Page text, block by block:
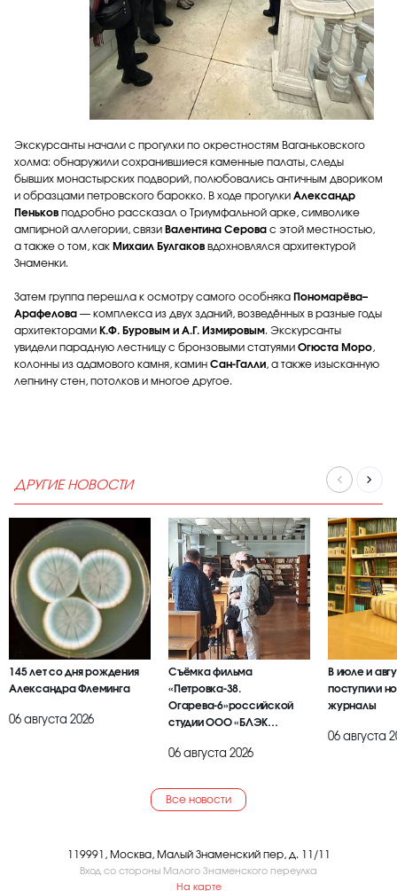
Экскурсанты начали с прогулки по окрестностям Ваганьковского
холма: обнаружили сохранившиеся каменные палаты, следы
бывших монастырских подворий, полюбовались античным двориком
и образцами петровского барокко. В ходе прогулки Александр
Пеньков подробно рассказал о Триумфальной арке, символике
ампирной аллегории, связи Валентина Серова с этой местностью,
а также о том, как Михаил Булгаков вдохновлялся архитектурой
Знаменки.
Затем группа перешла к осмотру самого особняка Пономарёва–
Арафелова — комплекса из двух зданий, возведённых в разные годы
архитекторами К.Ф. Буровым и А.Г. Измировым. Экскурсанты
увидели парадную лестницу с бронзовыми статуями Огюста Моро,
колонны из адамового камня, камин Сан-Галли, а также изысканную
лепнину стен, потолков и многое другое.
ДРУГИЕ НОВОСТИ
145 лет со дня рождения
Александра Флеминга
06 августа 2026
Съёмка фильма
«Петровка-38.
Огарева-6»российской
студии ООО «БЛЭК
06 августа 2026
В июле и
поступили
журналы
06 августа
Все новости
119991, Москва, Малый Знаменский пер, д. 11/11
Вход со стороны Малого Знаменского переулка
На карте